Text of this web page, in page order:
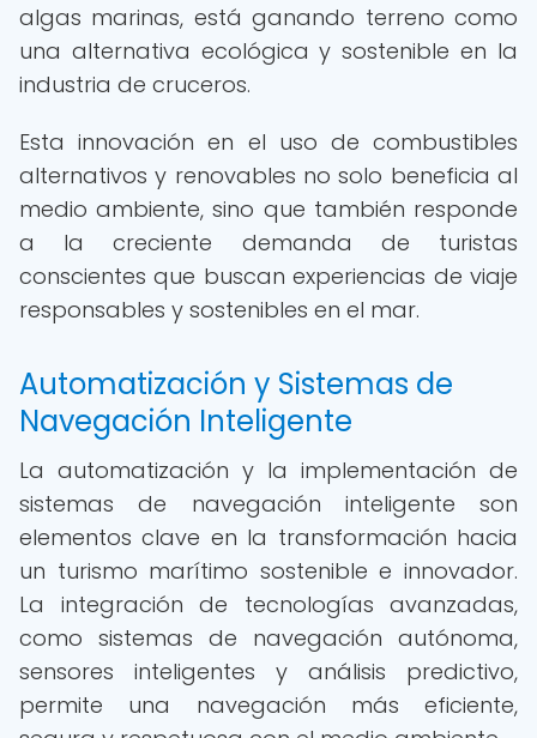
algas marinas, está ganando terreno como
una alternativa ecológica y sostenible en la
industria de cruceros.
Esta innovación en el uso de combustibles
alternativos y renovables no solo beneficia al
medio ambiente, sino que también responde
a la creciente demanda de turistas
conscientes que buscan experiencias de viaje
responsables y sostenibles en el mar.
Automatización y Sistemas de
Navegación Inteligente
La automatización y la implementación de
sistemas de navegación inteligente son
elementos clave en la transformación hacia
un turismo marítimo sostenible e innovador.
La integración de tecnologías avanzadas,
como sistemas de navegación autónoma,
sensores inteligentes y análisis predictivo,
permite una navegación más eficiente,